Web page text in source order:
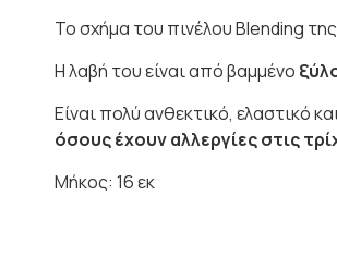
Το σχήμα του πινέλου Blending
Η λαβή του είναι από βαμμένο
Είναι πολύ ανθεκτικό, ελαστικό
όσους έχουν αλλεργίες στις
Μήκος: 16 εκ